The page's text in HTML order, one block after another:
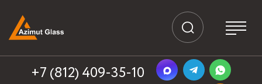
+7 (812) 409-35-10